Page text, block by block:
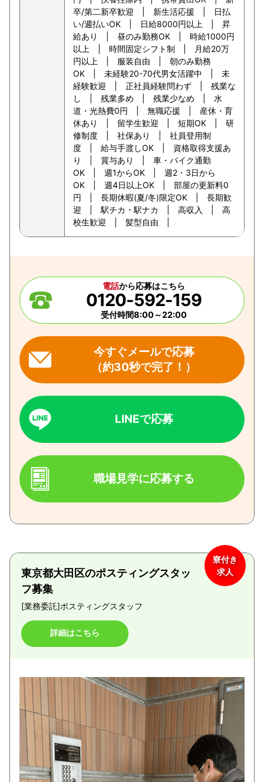
卒/第二新卒歓迎 | 新生活応援 | 日払
い/週払いOK | 日給8000円以上 | 昇
給あり | 昼のみ勤務OK | 時給1000円
以上 | 時間固定シフト制 | 月給20万
円以上 | 服装自由 | 朝のみ勤務
OK | 未経験20-70代男女活躍中 | 未
経験歓迎 | 正社員経験問わず | 残業な
し | 残業多め | 残業少なめ | 水
道・光熱費0円 | 無職応援 | 産休・育
休あり | 留学生歓迎 | 短期OK | 研
修制度 | 社保あり | 社員登用制
度 | 給与手渡しOK | 資格取得支援あ
り | 賞与あり | 車・バイク通勤
OK | 週1からOK | 週2・3日から
OK | 週4日以上OK | 部屋の更新料0
円 | 長期休暇(夏/冬)限定OK | 長期歓
迎 | 駅チカ・駅ナカ | 高収入 | 高
校生歓迎 | 髪型自由 |
電話から応募はこちら
0120-592-159
受付時間8:00～22:00
今すぐメールで応募
（約30秒で完了！）
LINEで応募
職場見学に応募する
東京都大田区のポスティングスタッ
フ募集
[業務委託]ポスティングスタッフ
詳細はこちら
寮付き
求人